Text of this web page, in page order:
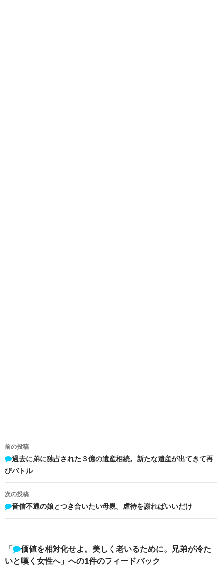
投
稿
ナ
ビ
ゲ
シ
ョ
前の投稿
過去に弟に独占された３億の遺産相続。新たな遺産が出てきて再
びバトル
次の投稿
音信不通の娘とつき合いたい母親。虐待を謝ればいいだけ
「
価値を相対化せよ。美しく老いるために。兄弟が冷た
いと嘆く女性へ」への1件のフィードバック